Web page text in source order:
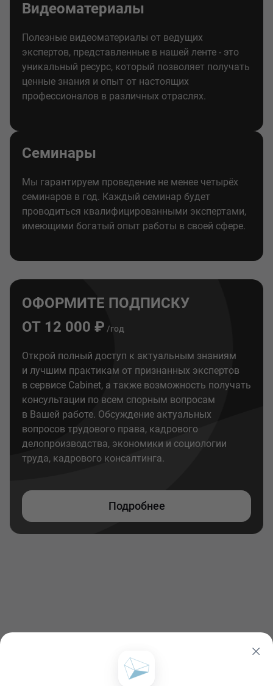
Видеоматериалы
Полезные видеоматериалы от ведущих
экспертов, представленные в нашей ленте - это
уникальный ресурс, который позволяет получать
ценные знания и опыт от настоящих
профессионалов в различных отраслях.
Семинары
Мы гарантируем проведение не менее четырёх
семинаров в год. Каждый семинар будет
проводиться квалифицированными экспертами,
имеющими богатый опыт работы в своей сфере.
ОФОРМИТЕ ПОДПИСКУ
ОТ 12 000 ₽ /год
Открой полный доступ к актуальным знаниям
и лучшим практикам от признанных экспертов
в сервисе Cabinet, а также возможность получать
консультации по всем спорным вопросам
в Вашей работе. Обсуждение актуальных
вопросов трудового права, кадрового
делопроизводства, экономики и социологии
труда, кадрового консалтинга.
Подробнее